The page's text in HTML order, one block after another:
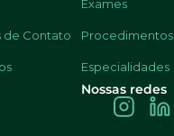
de Contato
Exames
Procedimentos
Especialidades
Nossas redes